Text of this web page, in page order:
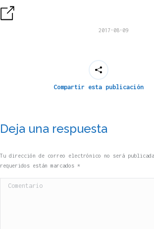
2017-08-09
Compartir esta publicación
Deja una respuesta
Tu dirección de correo electrónico no será
requeridos están marcados *
Comentario